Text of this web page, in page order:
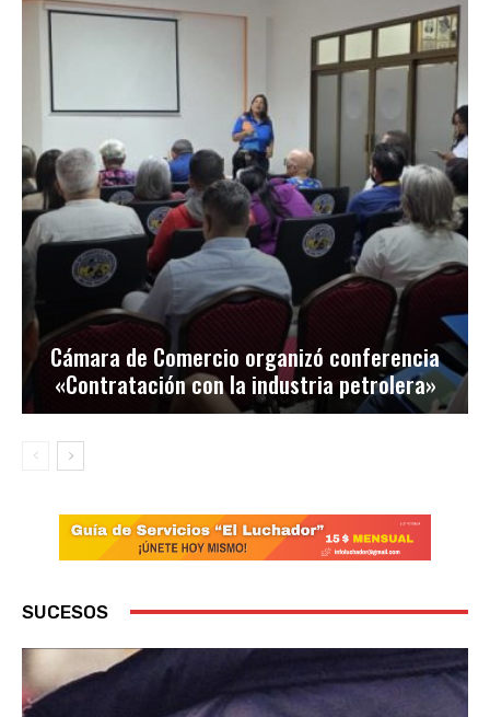
Cámara de Comercio organizó conferencia
«Contratación con la industria petrolera»
SUCESOS